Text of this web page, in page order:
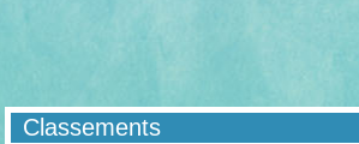
Classements